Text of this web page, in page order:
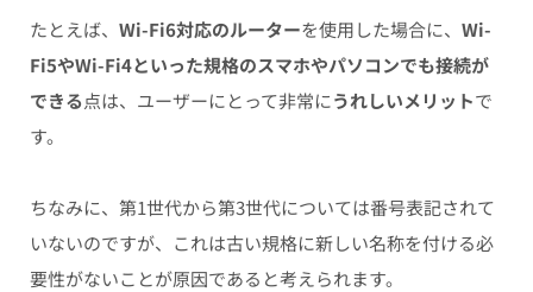
たとえば、 Wi-Fi6対応のルーターを使用した場合に、 Wi-
Fi5やWi-Fi4といった規格のスマホやパソコンでも接続が
できる点は、ユーザーにとって非常にうれしいメリットで
す。
ちなみに、第1世代から第3世代については番号表記されて
いないのですが、これは古い規格に新しい名称を付ける必
要性がないことが原因であると考えられます。